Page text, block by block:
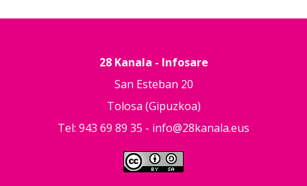
28 Kanala - Infosare
San Esteban 20
Tolosa (Gipuzkoa)
Tel: 943 69 89 35 - info@28kanala.eus